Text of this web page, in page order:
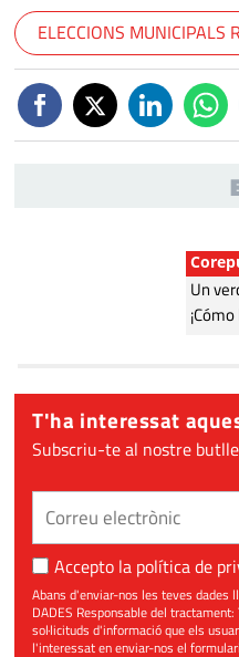
ELECCIONS MUNICIPALS
Un
T'ha interessat
Subscriu-te al nostre
Accepto la política de
Abans d'enviar-nos les teves dades
DADES Responsable del
sol·licituds d'informació que els
l'interessat en enviar-nos el